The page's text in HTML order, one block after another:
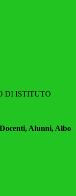
DI ISTITUTO
Alunni, Albo